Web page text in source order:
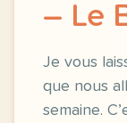
– Le
Je vous
que nous
semaine.